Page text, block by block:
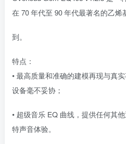
在 70 年代至 90 年代最著名的乙烯
到。
特点：
• 最高质量和准确的建模再现与真实
设备毫不妥协；
• 超级音乐 EQ 曲线，提供任何其
特声音体验。